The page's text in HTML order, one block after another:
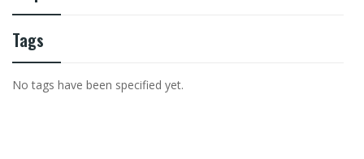
Tags
No tags have been specified yet.